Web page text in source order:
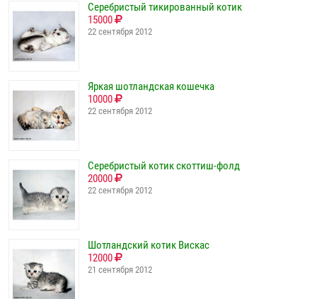
Серебристый тикированный котик
15000
22 сентября 2012
Яркая шотландская кошечка
10000
22 сентября 2012
Серебристый котик скоттиш-фолд
20000
22 сентября 2012
Шотландский котик Вискас
12000
21 сентября 2012